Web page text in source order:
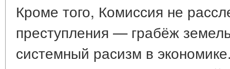
Кроме того, Комиссия не
преступления — грабёж
системный расизм в